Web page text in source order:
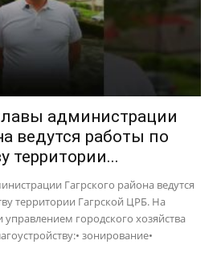
администрации
ведутся работы по
территории...
Гагрского района ведутся
территории Гагрской ЦРБ. На
городского хозяйства
зонирование•